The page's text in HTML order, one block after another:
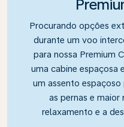
Procurando opções
durante um voo
para nossa Premium
uma cabine espaçosa
um assento
as pernas e
relaxamento e a